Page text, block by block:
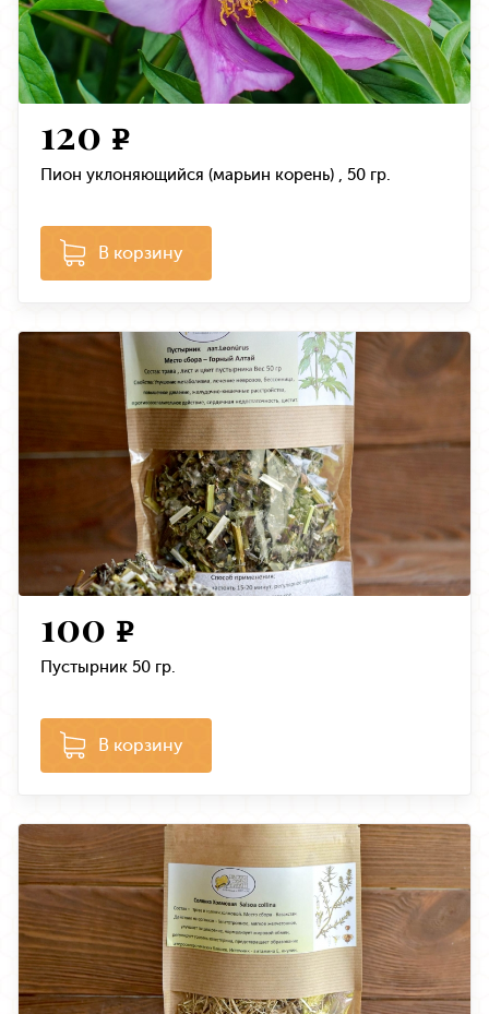
120 e
Пион уклоняющийся (марьин корень) , 50 гр.
В корзину
100 e
Пустырник 50 гр.
В корзину